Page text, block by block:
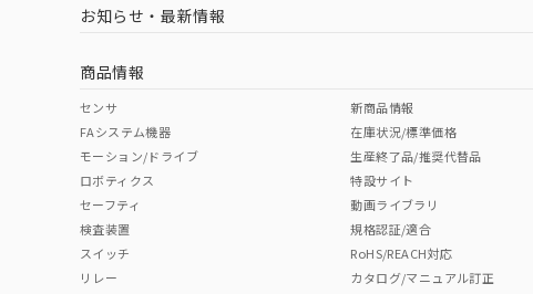
中国 RoHS 注意事項・凡例
中国 RoHS表
Pb Hg Cr(VI)
（イギリス
（ノルウェー
お知らせ・最新情報
商品情報
センサ
FAシステム機器
モーション/ドライブ
ロボティクス
セーフティ
検査装置
スイッチ
リレー
新商品情報
在庫状況/標準価格
生産終了品/推奨代替品
特設サイト
動画ライブラリ
規格認証/適合
RoHS/REACH対応
カタログ/マニュアル訂正